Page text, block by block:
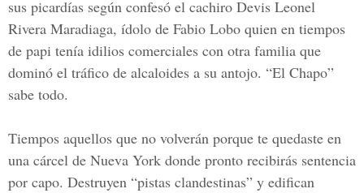
sus picardías según confesó el cachiro Devis Leonel
Rivera Maradiaga, ídolo de Fabio Lobo quien en tiempos
de papi tenía idilios comerciales con otra familia que
dominó el tráfico de alcaloides a su antojo. “El Chapo”
sabe todo.
Tiempos aquellos que no volverán porque te quedaste en
una cárcel de Nueva York donde pronto recibirás sentencia
por capo. Destruyen “pistas clandestinas” y edifican